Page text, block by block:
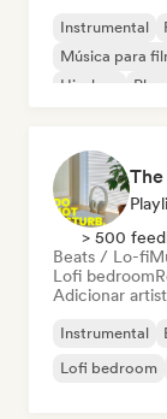
Instrumental
Música para
Hip-hop
> 500
Beats / Lo-fi
Lofi bedroom
Adicionar
Instrumental
Lofi bedroom